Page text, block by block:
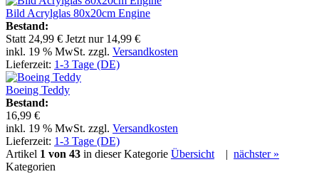
Bild Acrylglas 80x20cm Engine
Bestand:
Statt24,99 € Jetzt nur 14,99 €
inkl. 19 % MwSt. zzgl. Versandkosten
Lieferzeit: 1-3 Tage (DE)
Boeing Teddy
Bestand:
16,99 €
inkl. 19 % MwSt. zzgl. Versandkosten
Lieferzeit: 1-3 Tage (DE)
Artikel 1 von 43 in dieser Kategorie Übersicht| nächster »
Kategorien